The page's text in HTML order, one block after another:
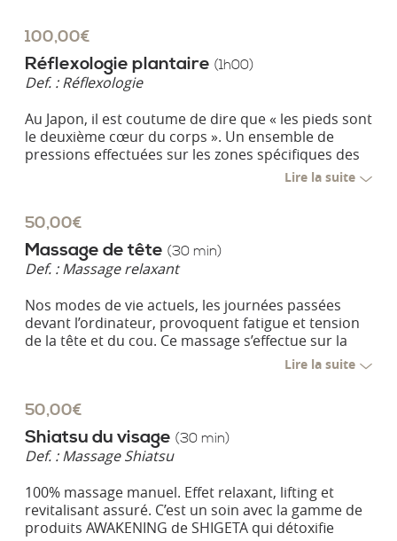
mélange d’huiles certifiées bio soigneusement
sélectionnées pour leurs vertus respectives.
100,00€
Réflexologie plantaire (1h00)
Def. :Réflexologie
Au Japon, il est coutume de dire que « les pieds sont
le deuxième cœur du corps ». Un ensemble de
pressions effectuées sur les zones spécifiques des
pieds et des jambes permet de soulager divers
mélange d’huiles certifiées bio soigneusement
sélectionnées pour leurs vertus respectives.
Lire la suite
50,00€
Massage de tête (30 min)
Def. :Massage relaxant
Nos modes de vie actuels, les journées passées
devant l’ordinateur, provoquent fatigue et tension
de la tête et du cou. Ce massage s’effectue sur la
tête et la partie supérieure du dos et vise à les
Lire la suite
50,00€
Shiatsu du visage (30 min)
Def. :Massage Shiatsu
100% massage manuel. Effet relaxant, lifting et
revitalisant assuré. C’est un soin avec la gamme de
produits AWAKENING de SHIGETA qui détoxifie